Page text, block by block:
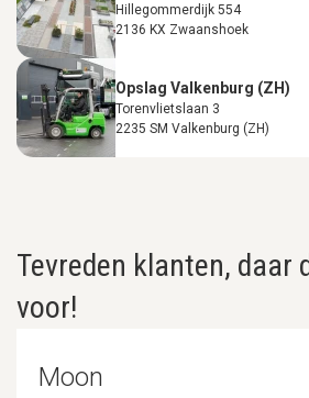
Hillegommerdijk 554
2136 KX Zwaanshoek
Opslag Valkenburg (ZH)
Torenvlietslaan 3
2235 SM Valkenburg (ZH)
Tevreden klanten, daar
voor!
Moon